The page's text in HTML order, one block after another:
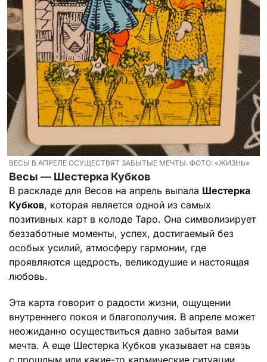
ВЕСЫ В АПРЕЛЕ ОСУЩЕСТВЯТ ЗАБЫТЫЕ МЕЧТЫ. ФОТО: «ЖИЗНЬ»
Весы — Шестерка Кубков
В раскладе для Весов на апрель выпала Шестерка
Кубков, которая является одной из самых
позитивных карт в колоде Таро. Она символизирует
беззаботные моменты, успех, достигаемый без
особых усилий, атмосферу гармонии, где
проявляются щедрость, великодушие и настоящая
любовь.
Эта карта говорит о радости жизни, ощущении
внутреннего покоя и благополучия. В апреле может
неожиданно осуществиться давно забытая вами
мечта. А еще Шестерка Кубков указывает на связь
с прошлым или какие-то кармические ситуации,